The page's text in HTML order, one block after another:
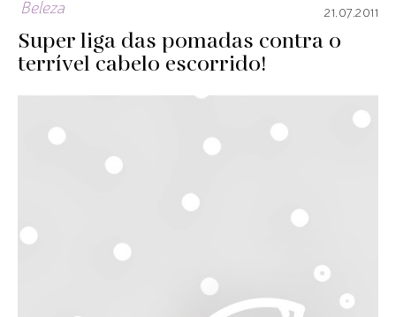
Beleza 21.07.2011
Super liga das pomadas contra o
terrível cabelo escorrido!